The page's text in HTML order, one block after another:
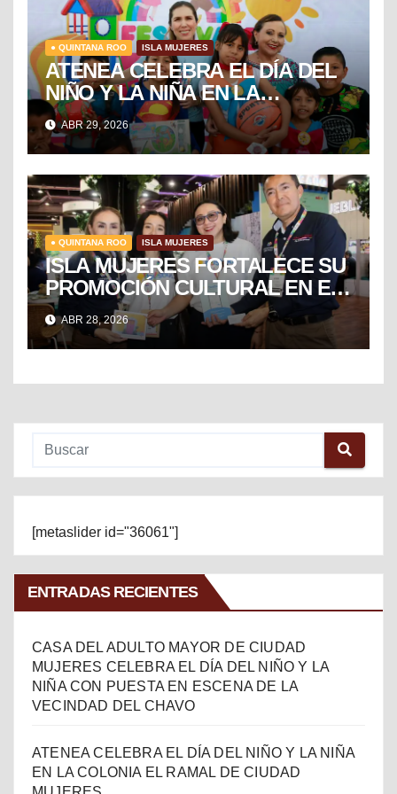
● QUINTANA ROO ISLA MUJERES
ATENEA CELEBRA EL DÍA DEL
NIÑO Y LA NIÑA EN LA
COLONIA EL RAMAL DE
CIUDAD MUJERES
ABR 29, 2026
● QUINTANA ROO ISLA MUJERES
ISLA MUJERES FORTALECE SU
PROMOCIÓN CULTURAL EN EL
TIANGUIS TURÍSTICO DE
MÉXICO
ABR 28, 2026
[metaslider id="36061"]
ENTRADAS RECIENTES
CASA DEL ADULTO MAYOR DE CIUDAD
MUJERES CELEBRA EL DÍA DEL NIÑO Y LA
NIÑA CON PUESTA EN ESCENA DE LA
VECINDAD DEL CHAVO
ATENEA CELEBRA EL DÍA DEL NIÑO Y LA NIÑA
EN LA COLONIA EL RAMAL DE CIUDAD